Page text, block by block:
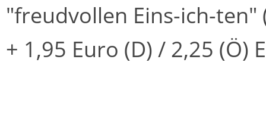
"freudvollen Eins-ich-ten"
+ 1,95 Euro (D) / 2,25 (Ö)